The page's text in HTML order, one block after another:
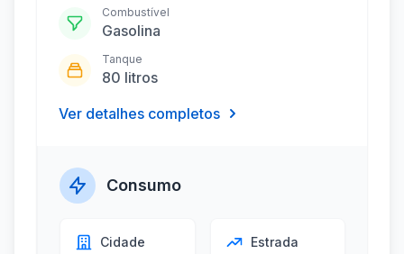
Combustível
Gasolina
Tanque
80 litros
Ver detalhes completos
Consumo
Cidade Estrada